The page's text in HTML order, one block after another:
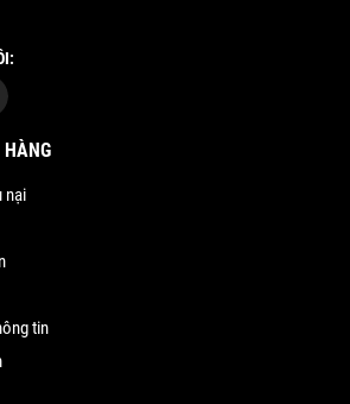
nại
tin